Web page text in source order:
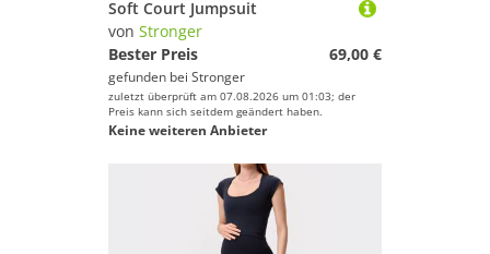
Soft Court Jumpsuit
von Stronger
Bester Preis
69,00 €
gefunden bei Stronger
zuletzt überprüft am 07.08.2026 um 01:03; der
Preis kann sich seitdem geändert haben.
Keine weiteren Anbieter